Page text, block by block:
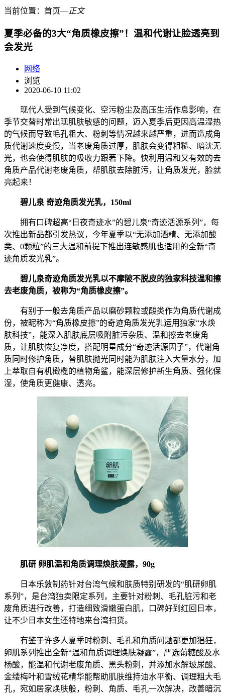
当前位置： 首页―正文
夏季必备的3大“角质橡皮擦”！温和代谢让脸透亮到
会发光
网络
浏览
2020-06-10 11:02
现代人受到气候变化、空污粉尘及高压生活作息影响，在
季节交替时常出现肌肤敏感的问题，迈入夏季后更因高温湿热
的气候而导致毛孔粗大、粉刺等情况越来越严重，进而造成角
质代谢速度变慢，当老废角质过厚，肌肤会变得粗糙、暗沈无
光，也会使得肌肤的吸收力跟著下降。快利用温和又有效的去
角质产品代谢老废角质，帮肌肤去除脏污，让角质发光，脸就
亮起来！
碧儿泉 奇迹角质发光乳，150ml
拥有口碑超高“日夜奇迹水”的碧儿泉“奇迹活源系列”，每
次推出新品都引发热议，今年夏季以“无添加酒精、无添加酸
类、0颗粒”的三大温和前提下推出连敏感肌也适用的全新“奇
迹角质发光乳”。
碧儿泉奇迹角质发光乳以不摩陂不脱皮的独家科技温和擦
去老废角质，被称为“角质橡皮擦”。
有别于一般去角质产品以磨砂颗粒或酸类作为角质代谢成
份，被昵称为“角质橡皮擦”的奇迹角质发光乳运用独家“水焕
肤科技”，能深入肌肤底层吸附脏污杂质、温和擦去老废角
质，让肌肤恢复净度，搭配明星成分“奇迹活源因子”，代谢角
质同时修护角质，替肌肤抛光同时能为肌肤注入大量水分，加
上萃取自有机橄榄的植物角鲨，能深层修护新生角质、强化保
湿，使角质更健康、透亮。
肌研 卵肌温和角质调理焕肤凝露，90g
日本乐敦制药针对台湾气候和肤质特别研发的“肌研卵肌
系列”，是台湾独卖限定系列，主要针对粉刺、毛孔脏污和老
废角质进行改善，打造细致滑嫩蛋白肌，口碑好到红回日本，
让不少日本女生还特地来台湾扫货。
有鉴于许多人夏季时粉刺、毛孔和角质问题都更加猖狂，
卵肌系列推出全新“温和角质调理焕肤凝露”，严选葡糖酸及水
杨酸，能温和代谢老废角质、黑头粉刺，并添加水解玻尿酸、
金缕梅叶和雪绒花精华能帮助肌肤维持油水平衡、调理粗大毛
孔，宛如居家焕肤般，粉刺、角质、毛孔一次解决，改善暗沉